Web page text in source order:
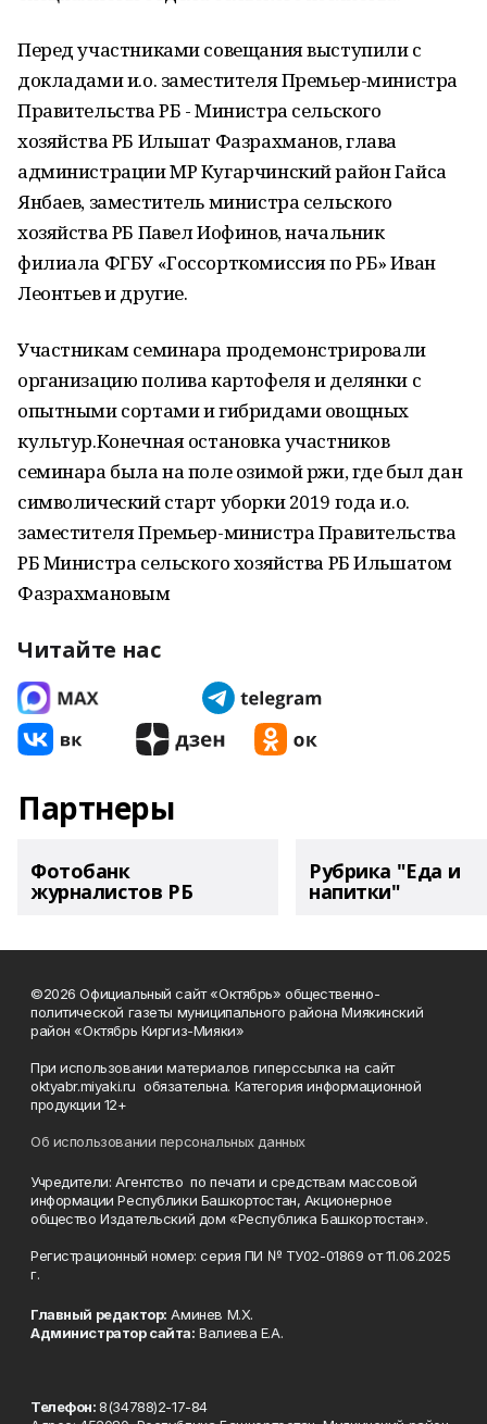
Перед участниками совещания выступили с
докладами и.о. заместителя Премьер-министра
Правительства РБ - Министра сельского
хозяйства РБ Ильшат Фазрахманов, глава
администрации МР Кугарчинский район Гайса
Янбаев, заместитель министра сельского
хозяйства РБ Павел Иофинов, начальник
филиала ФГБУ «Госсорткомиссия по РБ» Иван
Леонтьев и другие.
Участникам семинара продемонстрировали
организацию полива картофеля и делянки с
опытными сортами и гибридами овощных
культур.Конечная остановка участников
семинара была на поле озимой ржи, где был дан
символический старт уборки 2019 года и.о.
заместителя Премьер-министра Правительства
РБ Министра сельского хозяйства РБ Ильшатом
Фазрахмановым
Читайте нас
Партнеры
Фотобанк
журналистов РБ
Рубрика "Еда и
напитки"
©2026 Официальный сайт «Октябрь» общественно-
политической газеты муниципального района Миякинский
район «Октябрь Киргиз-Мияки»
При использовании материалов гиперссылка на сайт
oktyabr.miyaki.ru обязательна. Категория информационной
продукции 12+
Об использовании персональных данных
Учредители: Агентство по печати и средствам массовой
информации Республики Башкортостан, Акционерное
общество Издательский дом «Республика Башкортостан».
Регистрационный номер: серия ПИ № ТУ02-01869 от 11.06.2025
г.
Главный редактор: Аминев М.Х.
Администратор сайта: Валиева Е.А.
Телефон:8(34788)2-17-84